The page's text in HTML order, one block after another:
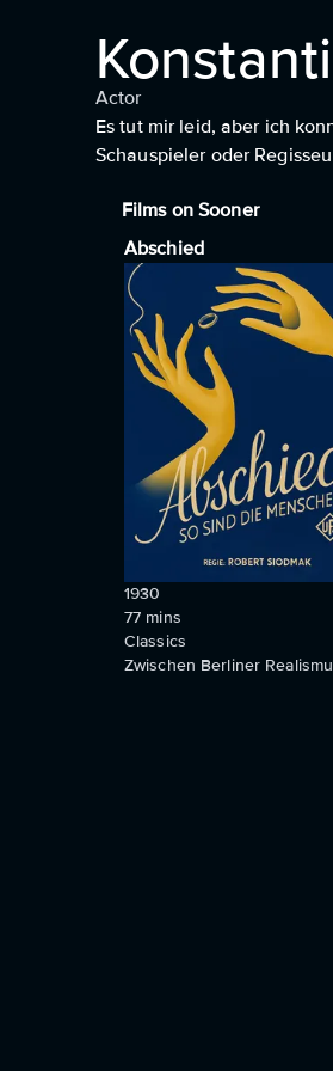
Actor
Es tut mir leid, aber ich
Schauspieler oder
Films on Sooner
Abschied
1930
77 mins
Classics
Zwischen Berliner